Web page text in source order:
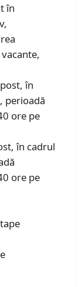
în
în
perioadă
ore pe
în cadrul
ore pe